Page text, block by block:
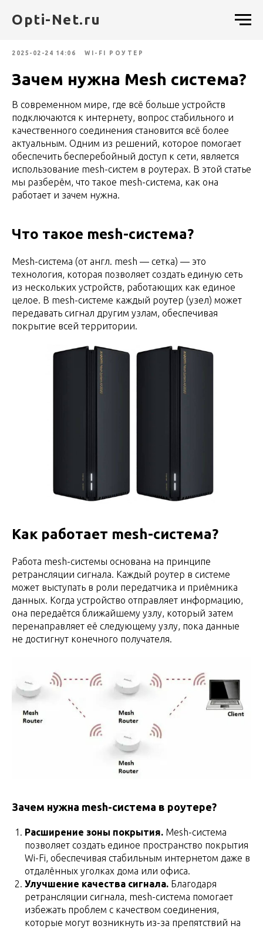
Opti-Net.ru
2025-02-24 14:06 WI-FI РОУТЕР
Зачем нужна Mesh система?
В современном мире, где всё больше устройств
подключаются к интернету, вопрос стабильного и
качественного соединения становится всё более
актуальным. Одним из решений, которое помогает
обеспечить бесперебойный доступ к сети, является
использование mesh-систем в роутерах. В этой статье
мы разберём, что такое mesh-система, как она
работает и зачем нужна.
Что такое mesh-система?
Mesh-система (от англ. mesh — сетка) — это
технология, которая позволяет создать единую сеть
из нескольких устройств, работающих как единое
целое. В mesh-системе каждый роутер (узел) может
передавать сигнал другим узлам, обеспечивая
покрытие всей территории.
Как работает mesh-система?
Работа mesh-системы основана на принципе
ретрансляции сигнала. Каждый роутер в системе
может выступать в роли передатчика и приёмника
данных. Когда устройство отправляет информацию,
она передаётся ближайшему узлу, который затем
перенаправляет её следующему узлу, пока данные
не достигнут конечного получателя.
Зачем нужна mesh-система в роутере?
Расширение зоны покрытия. Mesh-система
позволяет создать единое пространство покрытия
Wi-Fi, обеспечивая стабильным интернетом даже в
отдалённых уголках дома или офиса.
Улучшение качества сигнала. Благодаря
ретрансляции сигнала, mesh-система помогает
избежать проблем с качеством соединения,
которые могут возникнуть из-за препятствий на